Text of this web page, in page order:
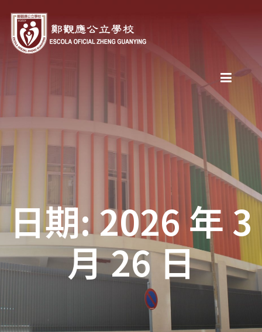
日期: 2026 年 3
月 26 日